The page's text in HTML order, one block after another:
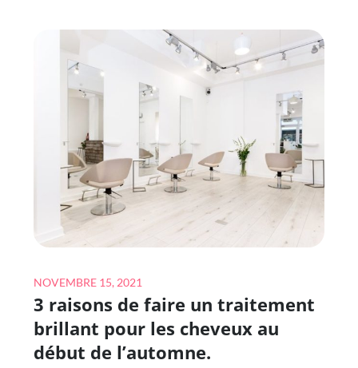
SCIENCE
Posted
on
NOVEMBRE 15, 2021
3 raisons de faire un traitement
brillant pour les cheveux au
début de l’automne.